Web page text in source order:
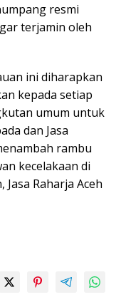
resmi
terjamin oleh
ini diharapkan
kepada setiap
umum untuk
dan Jasa
rambu
kecelakaan di
Jasa Raharja Aceh